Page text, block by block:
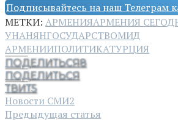
Подписывайтесь на наш Телеграм
МЕТКИ: АРМЕНИЯАРМЕНИЯ
УНАНЯНГОСУДАРСТВОМИД
АРМЕНИИПОЛИТИКАТУРЦИЯ
ПОДЕЛИТЬСЯ8
ПОДЕЛИТЬСЯ
ТВИТ5
Новости СМИ2
Предыдущая статья